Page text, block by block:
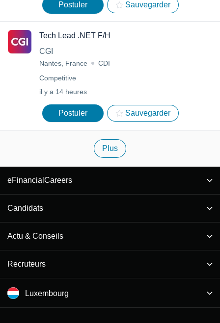
Postuler Sauvegarder
Tech Lead .NET F/H
CGI
Nantes, France
CDI
Competitive
il y a 14 heures
Postuler Sauvegarder
Plus
eFinancialCareers
Candidats
Actu & Conseils
Recruteurs
Luxembourg